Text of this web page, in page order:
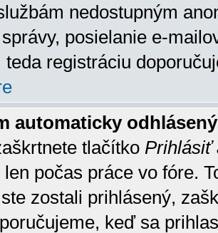
nedostupným
posielanie e-
teda registráciu
automaticky
tlačítko Prihlásiť
počas práce vo fóre.
zostali prihlásený,
keď sa